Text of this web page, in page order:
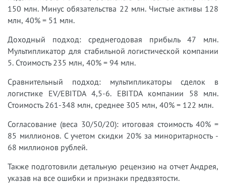
150 млн. Минус обязательства 22 млн. Чистые активы 128
млн, 40% = 51 млн.
Доходный подход: среднегодовая прибыль 47 млн.
Мультипликатор для стабильной логистической компании
5. Стоимость 235 млн, 40% = 94 млн.
Сравнительный подход: мультипликаторы сделок в
логистике EV/EBITDA 4,5-6. EBITDA компании 58 млн.
Стоимость 261-348 млн, среднее 305 млн, 40% = 122 млн.
Согласование (веса 30/50/20): итоговая стоимость 40% =
85 миллионов. С учетом скидки 20% за миноритарность -
68 миллионов рублей.
Также подготовили детальную рецензию на отчет Андрея,
указав на все ошибки и признаки предвзятости.